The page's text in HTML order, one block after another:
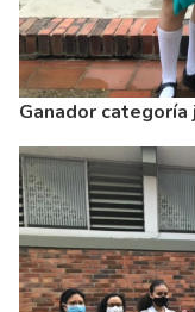
Ganador categoría